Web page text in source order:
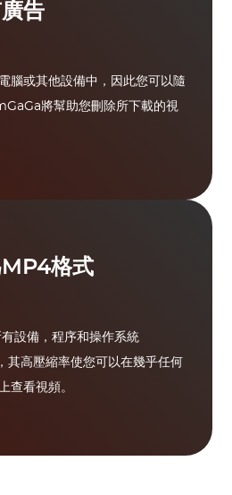
告
腦或其他設​​備中，因此您可以隨
將幫助您刪除所下載的視
格式
設備，程序和操作系統
高壓縮率使您可以在幾乎任何
查看視頻。